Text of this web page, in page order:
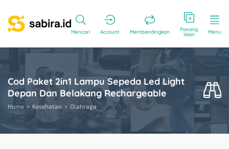
Mencari Account Membandingkan Pasang
Iklan Menu
Cod Paket 2in1 Lampu Sepeda Led Light
Depan Dan Belakang Rechargeable
Home Kesehatan Olahraga